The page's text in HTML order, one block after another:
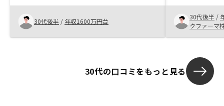
のご説明、提案内容が明らかに優っていま
したので、短期間で複数件購入しました。
手続きについては、銀行関連で必ずしも効
率的でないものもありますが、契約の度に
ラッシュアップの余地があるかと思いま
30代後半 / 年収1600万円台
フォリオには
30代後半 /
クファーマ
30代の口コミをもっと見る